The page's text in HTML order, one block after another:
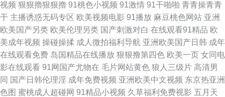
视频 狠狠擼狠狠擼 91桃色小视频 91激情 91干啪啪 青青操青青
干 主播诱惑无码专区 欧美视频电影 91播放 麻豆桃色网站 亚洲
欧美国产另类 欧美伦理另类 国产刺激对白 在线观看91精品 欧
美成年视频 操碰操揉 成人微拍福利导航 亚洲欧美国产日韩 成年
在线观看免费 岛国精品在线播放 狠狠撸第四色 欧美一页 女同电
影在线观看 91网国产尤物在 毛片网站黄色 狼人三级片 高清男
同 国产日韩伦理淫 成年免费视频 亚洲欧美中文视频 东京热亚洲
色图 蜜桃成人超碰网 91精品小视频 久草福利免费视影 五月天